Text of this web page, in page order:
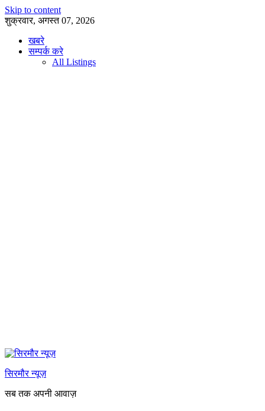
Skip to content
शुक्रवार, अगस्त 07, 2026
खबरे
सम्पर्क करे
All Listings
सिरमौर न्यूज़
सब तक अपनी आवाज़